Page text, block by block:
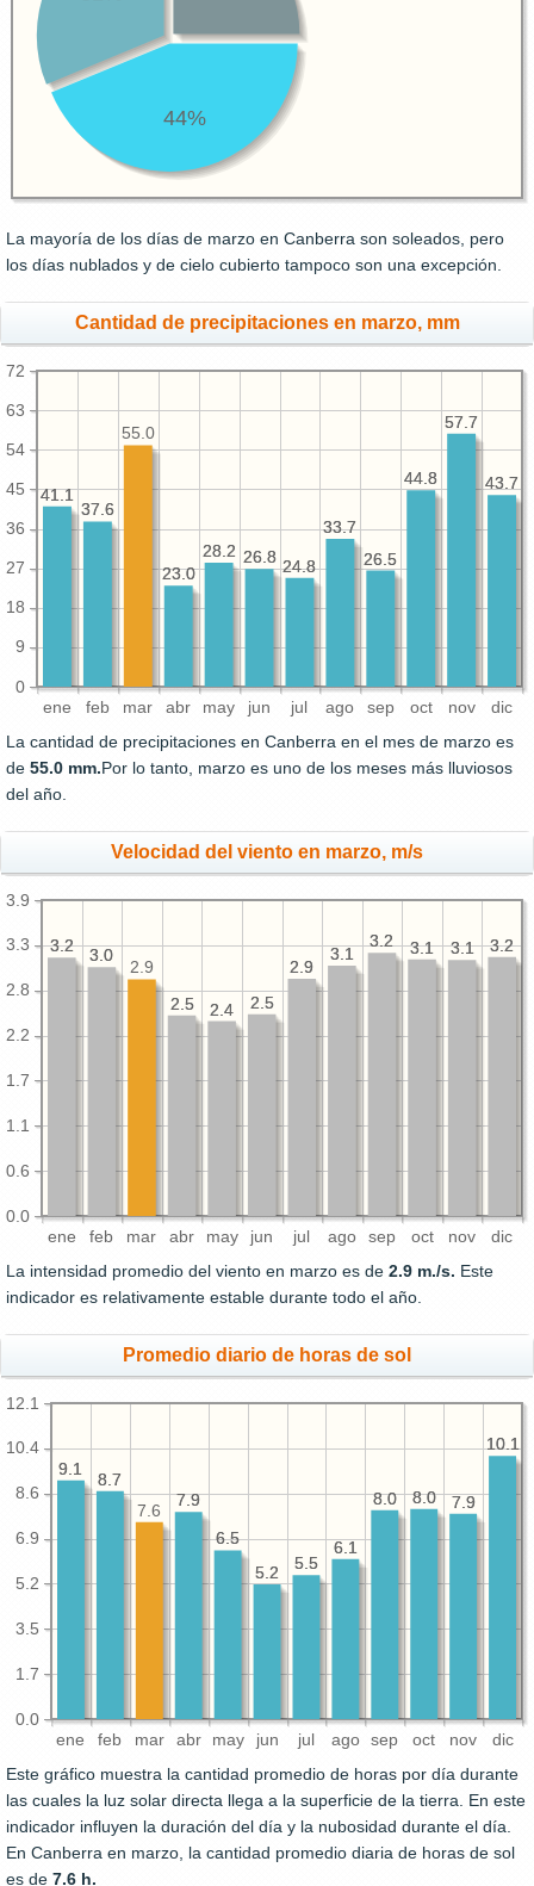
44%
La mayoría de los días de marzo en Canberra son soleados, pero
los días nublados y de cielo cubierto tampoco son una excepción.
Cantidad de precipitaciones en marzo, mm
ene feb mar abr may jun jul ago sep oct nov dic
0
9
18
27
36
45
54
63
72
43.7
57.7
44.8
26.5
33.7
24.8
26.8
28.2
23.0
37.6
41.1
43.7
57.7
44.8
26.5
33.7
24.8
26.8
28.2
23.0
55.0
37.6
41.1
La cantidad de precipitaciones en Canberra en el mes de marzo es
de 55.0 mm.Por lo tanto, marzo es uno de los meses más lluviosos
del año.
Velocidad del viento en marzo, m/s
ene feb mar abr may jun jul ago sep oct nov dic
0.0
0.6
1.1
1.7
2.2
2.8
3.3
3.9
3.2
3.1
3.1
3.2
3.1
2.9
2.5
2.4
2.5
3.0
3.2 3.2
3.1
3.1
3.2
3.1
2.9
2.5
2.4
2.5
2.9
3.0
3.2
La intensidad promedio del viento en marzo es de 2.9 m./s. Este
indicador es relativamente estable durante todo el año.
Promedio diario de horas de sol
ene feb mar abr may jun jul ago sep oct nov dic
0.0
1.7
3.5
5.2
6.9
8.6
10.4
12.1
10.1
7.9
8.0
8.0
6.1
5.5
5.2
6.5
7.9
8.7
9.1
10.1
7.9
8.0
8.0
6.1
5.5
5.2
6.5
7.9
7.6
8.7
9.1
Este gráfico muestra la cantidad promedio de horas por día durante
las cuales la luz solar directa llega a la superficie de la tierra. En este
indicador influyen la duración del día y la nubosidad durante el día.
En Canberra en marzo, la cantidad promedio diaria de horas de sol
es de 7.6 h.